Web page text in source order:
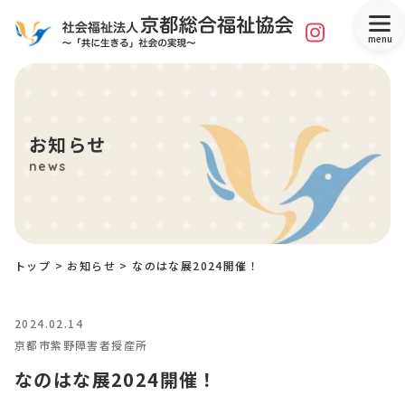
menu
お知らせ
news
トップ > お知らせ > なのはな展2024開催！
2024.02.14
京都市紫野障害者授産所
なのはな展2024開催！